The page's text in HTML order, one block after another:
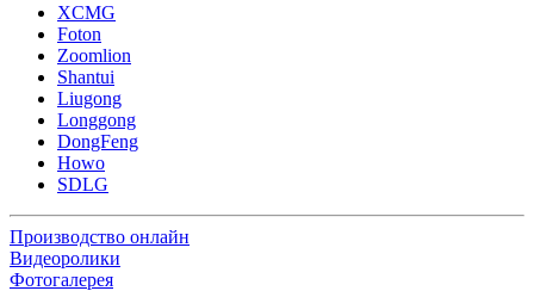
XCMG
Foton
Zoomlion
Shantui
Liugong
Longgong
DongFeng
Howo
SDLG
Производство онлайн
Видеоролики
Фотогалерея